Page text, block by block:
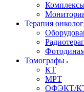
Терапия
Томографы
КТ
МРТ
ОФЭКТ/